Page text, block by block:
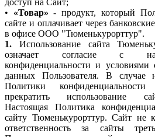
доступ на Сайт;
• «Товар» - продукт, который
сайте и оплачивает через
в офисе ООО "Тюменькурорттур".
1. Использование сайта
означает согласие с
конфиденциальности и условиями
данных Пользователя. В случае
Политики
прекратить использование
Настоящая Политика
сайту Тюменькурорттур. Сайт не
ответственность за сайты